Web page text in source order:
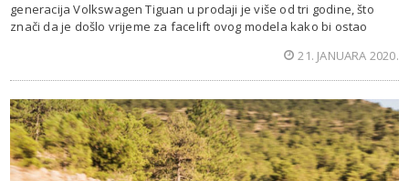
generacija Volkswagen Tiguan u prodaji je više od tri godine, što
znači da je došlo vrijeme za facelift ovog modela kako bi ostao
21. JANUARA 2020.